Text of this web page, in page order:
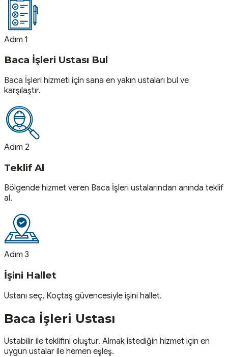
Adım 1
Baca İşleri Ustası Bul
Baca İşleri hizmeti için sana en yakın ustaları bul ve
karşılaştır.
Adım 2
Teklif Al
Bölgende hizmet veren Baca İşleri ustalarından anında teklif
al.
Adım 3
İşini Hallet
Ustanı seç, Koçtaş güvencesiyle işini hallet.
Baca İşleri Ustası
Ustabilir ile teklifini oluştur. Almak istediğin hizmet için en
uygun ustalar ile hemen eşleş.